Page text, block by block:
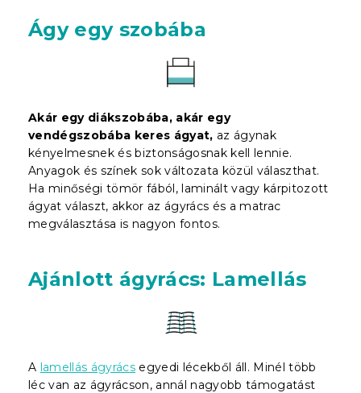
Ágy egy szobába
Akár egy diákszobába, akár egy
vendégszobába keres ágyat, az ágynak
kényelmesnek és biztonságosnak kell lennie.
Anyagok és színek sok változata közül választhat.
Ha minőségi tömör fából, laminált vagy kárpitozott
ágyat választ, akkor az ágyrács és a matrac
megválasztása is nagyon fontos.
Ajánlott ágyrács: Lamellás
A lamellás ágyrács egyedi lécekből áll. Minél több
léc van az ágyrácson, annál nagyobb támogatást